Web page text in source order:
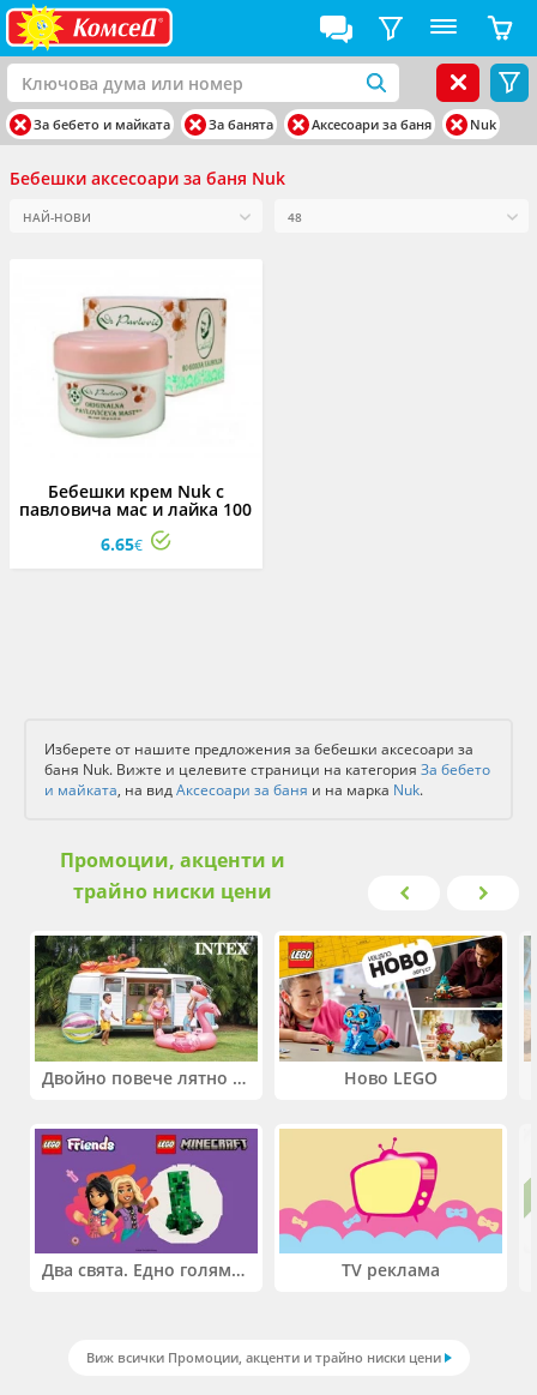
За бебето и майката За банята Аксесоари за баня Nuk
Бебешки аксесоари за баня Nuk
Бебешки крем Nuk с
павловича мас и лайка 100
6.65€
Изберете от нашите предложения за бебешки аксесоари за
баня Nuk. Вижте и целевите страници на категория За бебето
и майката, на видАксесоари за баня и на марка Nuk.
Промоции, акценти и
трайно ниски цени
Двойно повече лятно забавление! Купи 2 продукта INTEX и вземи -33%
Два свята. Едно голямо приключение. Купи 2 продукта LEGO® Friends и/или LEGO® Minecraft и вземи -27%
Ново LEGO
TV реклама
Виж всички Промоции, акценти и трайно ниски цени